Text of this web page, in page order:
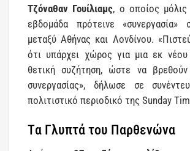
Τζόναθαν Γουίλιαμς, ο οποίος
εβδομάδα πρότεινε
μεταξύ Αθήνας και Λονδίνου.
ότι υπάρχει χώρος για μια εκ νέου
θετική συζήτηση, ώστε να
συνεργασίας», δήλωσε σε
πολιτιστικό περιοδικό της Sunday
Tα Γλυπτά του Παρθενώνα